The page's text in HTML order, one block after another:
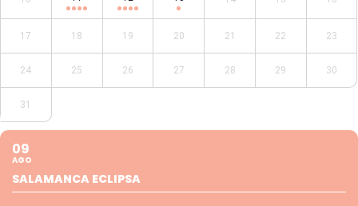
17 18 19 20 21 22 23
24 25 26 27 28 29 30
31
09
AGO
SALAMANCA ECLIPSA